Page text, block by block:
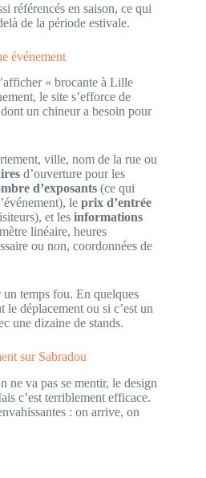
référencés en saison, ce qui
de la période estivale.
événement
« brocante à Lille
le site s’efforce de
un chineur a besoin pour
ville, nom de la rue ou
d’ouverture pour les
d’exposants (ce qui
le prix d’entrée
et les informations
linéaire, heures
ou non, coordonnées de
temps fou. En quelques
le déplacement ou si c’est un
une dizaine de stands.
sur Sabradou
ne va pas se mentir, le design
c’est terriblement efficace.
: on arrive, on